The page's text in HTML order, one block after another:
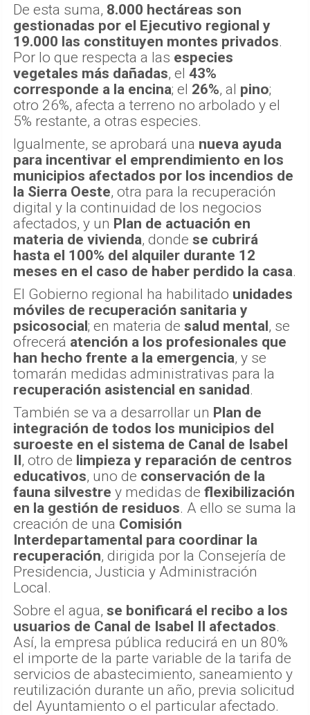
De esta suma, 8.000 hectáreas son
gestionadas por el Ejecutivo regional y
19.000 las constituyen montes privados.
Por lo que respecta a las especies
vegetales más dañadas, el 43%
corresponde a la encina; el 26%, al pino;
otro 26%, afecta a terreno no arbolado y el
5% restante, a otras especies.
Igualmente, se aprobará una nueva ayuda
para incentivar el emprendimiento en los
municipios afectados por los incendios de
la Sierra Oeste, otra para la recuperación
digital y la continuidad de los negocios
afectados, y un Plan de actuación en
materia de vivienda, donde se cubrirá
hasta el 100% del alquiler durante 12
meses en el caso de haber perdido la casa.
El Gobierno regional ha habilitado unidades
móviles de recuperación sanitaria y
psicosocial; en materia de salud mental, se
ofrecerá atención a los profesionales que
han hecho frente a la emergencia, y se
tomarán medidas administrativas para la
recuperación asistencial en sanidad.
También se va a desarrollar un Plan de
integración de todos los municipios del
suroeste en el sistema de Canal de Isabel
II, otro de limpieza y reparación de centros
educativos, uno de conservación de la
fauna silvestre y medidas de flexibilización
en la gestión de residuos. A ello se suma la
creación de una Comisión
Interdepartamental para coordinar la
recuperación, dirigida por la Consejería de
Presidencia, Justicia y Administración
Local.
Sobre el agua, se bonificará el recibo a los
usuarios de Canal de Isabel II afectados.
Así, la empresa pública reducirá en un 80%
el importe de la parte variable de la tarifa de
servicios de abastecimiento, saneamiento y
reutilización durante un año, previa solicitud
del Ayuntamiento o el particular afectado.